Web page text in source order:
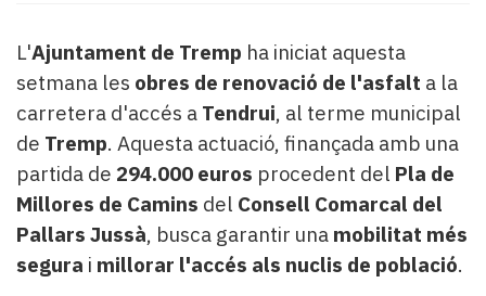
del
Pallars
Contingut
patrocinat
més
llegit...
Editorial
L'Ajuntament de Tremp ha iniciat aquesta
setmana les obres de renovació de l'asfalt a la
carretera d'accés a Tendrui, al terme municipal
de Tremp. Aquesta actuació, finançada amb una
partida de 294.000 euros procedent del Pla de
Millores de Camins del Consell Comarcal del
Pallars Jussà, busca garantir una mobilitat més
segura i millorar l'accés als nuclis de població.